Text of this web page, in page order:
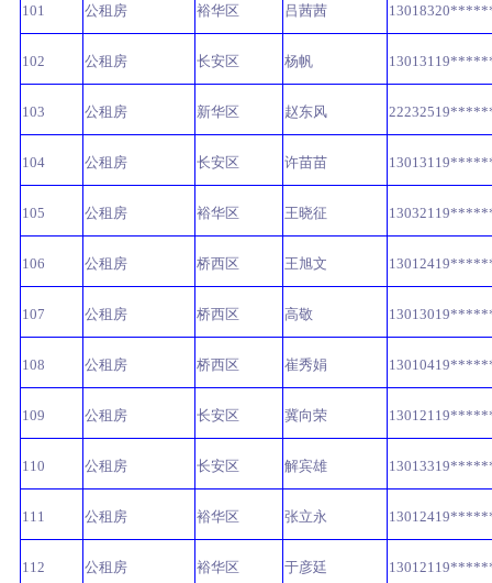
101 公租房 裕华区 吕茜茜
102 公租房 长安区 杨帆
103 公租房 新华区 赵东风
104 公租房 长安区 许苗苗
105 公租房 裕华区 王晓征
106 公租房 桥西区 王旭文
107 公租房 桥西区 高敬
108 公租房 桥西区 崔秀娟
109 公租房 长安区 冀向荣
110 公租房 长安区 解宾雄
111 公租房 裕华区 张立永
112 公租房 裕华区 于彦廷